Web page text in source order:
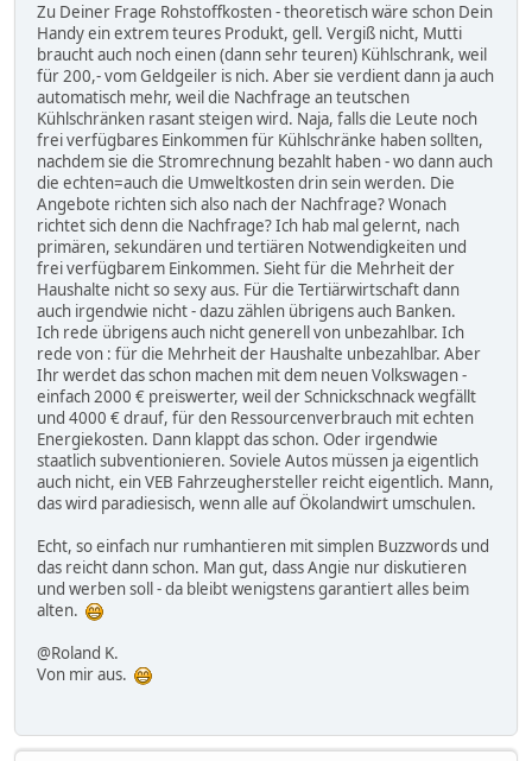
Zu Deiner Frage Rohstoffkosten - theoretisch wäre schon Dein
Handy ein extrem teures Produkt, gell. Vergiß nicht, Mutti
braucht auch noch einen (dann sehr teuren) Kühlschrank, weil
für 200,- vom Geldgeiler is nich. Aber sie verdient dann ja auch
automatisch mehr, weil die Nachfrage an teutschen
Kühlschränken rasant steigen wird. Naja, falls die Leute noch
frei verfügbares Einkommen für Kühlschränke haben sollten,
nachdem sie die Stromrechnung bezahlt haben - wo dann auch
die echten=auch die Umweltkosten drin sein werden. Die
Angebote richten sich also nach der Nachfrage? Wonach
richtet sich denn die Nachfrage? Ich hab mal gelernt, nach
primären, sekundären und tertiären Notwendigkeiten und
frei verfügbarem Einkommen. Sieht für die Mehrheit der
Haushalte nicht so sexy aus. Für die Tertiärwirtschaft dann
auch irgendwie nicht - dazu zählen übrigens auch Banken.
Ich rede übrigens auch nicht generell von unbezahlbar. Ich
rede von : für die Mehrheit der Haushalte unbezahlbar. Aber
Ihr werdet das schon machen mit dem neuen Volkswagen -
einfach 2000 € preiswerter, weil der Schnickschnack wegfällt
und 4000 € drauf, für den Ressourcenverbrauch mit echten
Energiekosten. Dann klappt das schon. Oder irgendwie
staatlich subventionieren. Soviele Autos müssen ja eigentlich
auch nicht, ein VEB Fahrzeughersteller reicht eigentlich. Mann,
das wird paradiesisch, wenn alle auf Ökolandwirt umschulen.
Echt, so einfach nur rumhantieren mit simplen Buzzwords und
das reicht dann schon. Man gut, dass Angie nur diskutieren
und werben soll - da bleibt wenigstens garantiert alles beim
alten.
@Roland K.
Von mir aus.